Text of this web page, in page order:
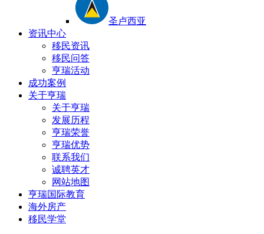
圣卢西亚
资讯中心
移民资讯
移民问答
亨瑞活动
成功案例
关于亨瑞
关于亨瑞
发展历程
亨瑞荣誉
亨瑞优势
联系我们
诚聘英才
网站地图
亨瑞国际教育
海外房产
移民学堂